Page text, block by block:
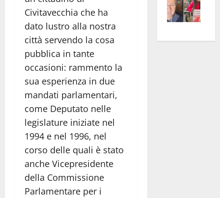
Civitavecchia che ha
dato lustro alla nostra
città servendo la cosa
pubblica in tante
occasioni: rammento la
sua esperienza in due
mandati parlamentari,
come Deputato nelle
legislature iniziate nel
1994 e nel 1996, nel
corso delle quali è stato
anche Vicepresidente
della Commissione
Parlamentare per i
euro